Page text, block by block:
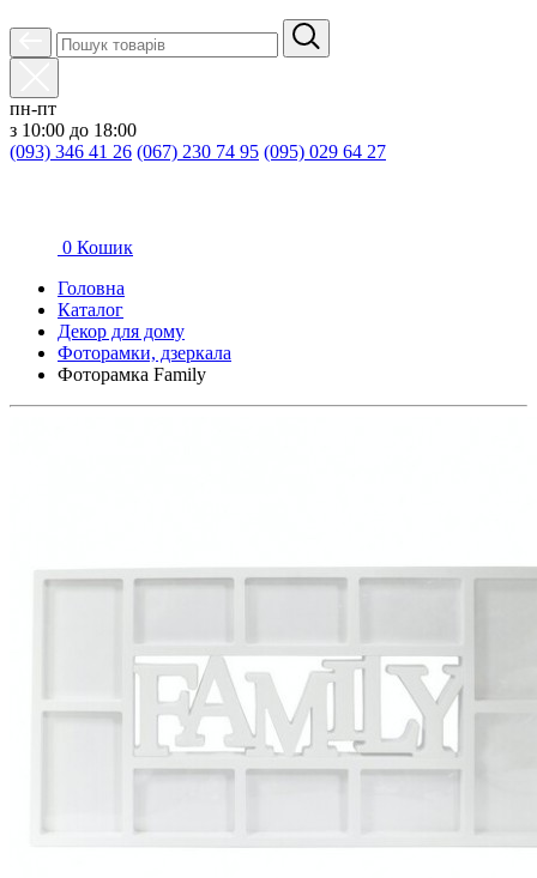
пн-пт
з 10:00 до 18:00
(093) 346 41 26 (067) 230 74 95 (095) 029 64 27
0 Кошик
Головна
Каталог
Декор для дому
Фоторамки, дзеркала
Фоторамка Family